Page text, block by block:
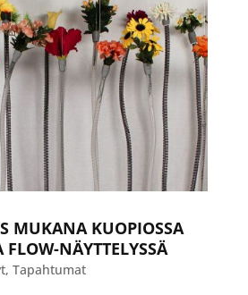
MUKANA KUOPIOSSA
NÄYTTELYSSÄ
, Tapahtumat